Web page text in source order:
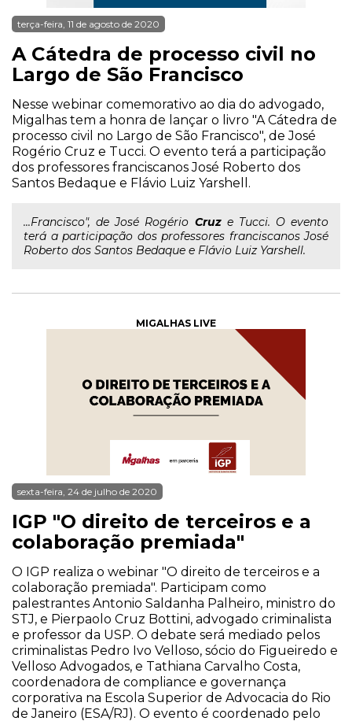
terça-feira, 11 de agosto de 2020
A Cátedra de processo civil no
Largo de São Francisco
Nesse webinar comemorativo ao dia do advogado,
Migalhas tem a honra de lançar o livro "A Cátedra de
processo civil no Largo de São Francisco", de José
Rogério Cruz e Tucci. O evento terá a participação
dos professores franciscanos José Roberto dos
Santos Bedaque e Flávio Luiz Yarshell.
...Francisco", de José Rogério Cruze Tucci. O evento
terá a participação dos professores franciscanos José
Roberto dos Santos Bedaque e Flávio Luiz Yarshell.
MIGALHAS LIVE
sexta-feira, 24 de julho de 2020
IGP "O direito de terceiros e a
colaboração premiada"
O IGP realiza o webinar "O direito de terceiros e a
colaboração premiada". Participam como
palestrantes Antonio Saldanha Palheiro, ministro do
STJ, e Pierpaolo Cruz Bottini, advogado criminalista
e professor da USP. O debate será mediado pelos
criminalistas Pedro Ivo Velloso, sócio do Figueiredo e
Velloso Advogados, e Tathiana Carvalho Costa,
coordenadora de compliance e governança
corporativa na Escola Superior de Advocacia do Rio
de Janeiro (ESA/RJ). O evento é coordenado pelo